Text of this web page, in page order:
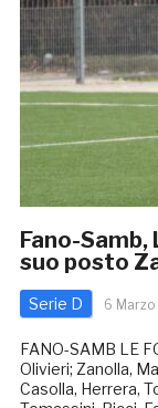
Fano-Samb,
suo posto
Serie D 6
FANO-SAMB LE
Olivieri; Zanolla,
Casolla, Herrera,